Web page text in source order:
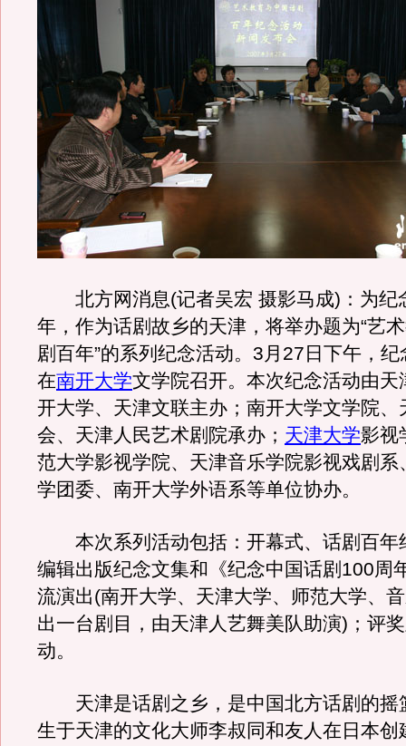
北方网消息(记者吴宏 摄影马成)：为纪
年，作为话剧故乡的天津，将举办题为“艺
剧百年”的系列纪念活动。3月27日下午，
在南开大学文学院召开。本次纪念活动由天
开大学、天津文联主办；南开大学文学院、
会、天津人民艺术剧院承办； 天津大学影视
范大学影视学院、天津音乐学院影视戏剧系
学团委、南开大学外语系等单位协办。
本次系列活动包括：开幕式、话剧百年
编辑出版纪念文集和《纪念中国话剧100周
流演出(南开大学、天津大学、师范大学、
出一台剧目，由天津人艺舞美队助演)；评
动。
天津是话剧之乡，是中国北方话剧的摇
生于天津的文化大师李叔同和友人在日本创